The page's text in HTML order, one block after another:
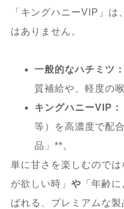
6.4.Q4. 女性や
ですか？
6.5.Q5. どれく
か？
6.6.Q6. お酒（
んでも平気ですか
6.7.
Q7. どこで
か？
「キングハニーVIP」
はありません。
一般的なハチミツ：
質補給や、軽度の
キングハニーVIP：
等）を高濃度で配
品」**。
単に甘さを楽しむので
が欲しい時」 や 「年齢
ばれる、プレミアムな製